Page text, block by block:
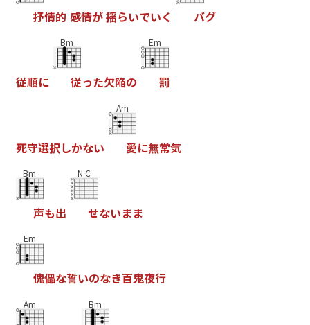
抒情的 感情が揺らいでいく バグ
従順に
Bm
従った欠陥の
Em
罰
死守選択しかない
Am
愛に無常気
Bm
声も出
N.C
せないまま
Em
傀儡な誓いのなき百鬼夜行
Am Bm